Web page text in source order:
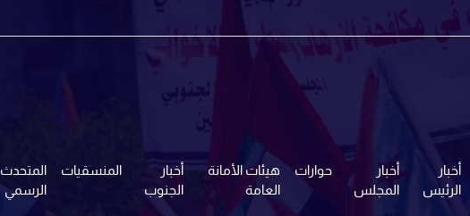
أخبار
الرئيس
أخبار
المجلس
حوارات
هيئات الأمانة
العامة
أخبار
الجنوب
المنسقيات
المتحدث
الرسمي